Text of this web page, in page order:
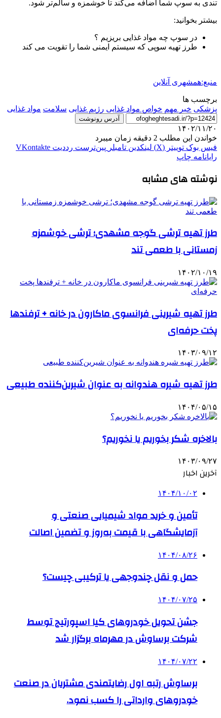
تندی به سوپ شما اضافه می‌کند تا خوشمزه و سالم‌تر شود.
بیشتر بخوانید:
در سوپ چه مواد غذایی بریزیم ؟
طرز تهیه سوپی که سیستم ایمنی شما را تقویت می کند
منبع:همشهری آنلاین
برچسب ها
پزشکی خبر مهم خواص مواد غذایی رژیم غذایی سلامت مواد غذایی
آدرس رونوشت
۱۴۰۲/۱۱/۲۰
خواندن این مطلب 2 دقیقه زمان میبرد
فیس بوک توییتر (X) لینکدین ‫تامبلر ‫پین‌ترست ‫رددیت ‫VKontakte
رایانامه چاپ
نوشته های مشابه
طرز تهیه ترشی گوجه مشهدی؛ ترشی خوشمزه
زمستانی با طعمی تند
۱۴۰۲/۱۰/۱۹
طرز تهیه شیرینی فرانسوی ماکارون در خانه + ترفندها
پخت حرفه‌ای
۱۴۰۳/۰۹/۱۲
طرز تهیه شیره هندوانه به عنوان شیرین‌کننده طبیعی
۱۴۰۴/۰۵/۱۵
بالاخره شکر بخوریم یا نخوریم؟
۱۴۰۳/۰۹/۲۷
آخرین اخبار
۱۴۰۴/۱۰/۰۲
تأمین و خرید مواد شیمیایی صنعتی و
آزمایشگاهی با قیمت به‌روز و تضمین اصالت
۱۴۰۴/۰۸/۲۶
حمل و نقل چندوجهی یا ترکیبی چیست؟
۱۴۰۴/۰۷/۲۵
جشن تحویل خودروهای کیا اسپورتیج توسط
شرکت برساوش در مهرماه برگزار شد
۱۴۰۴/۰۷/۲۲
برساوش رتبه اول رضایتمندی مشتریان در صنعت
خودروهای وارداتی را کسب نمود.